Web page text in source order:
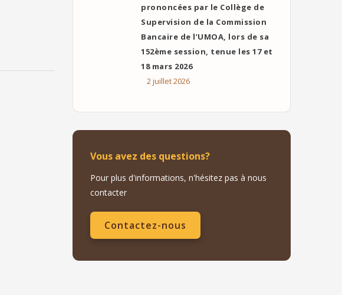
prononcées par le Collège de
Supervision de la Commission
Bancaire de l’UMOA, lors de sa
152ème session, tenue les 17 et
18 mars 2026
2 juillet 2026
Vous avez des questions?
Pour plus d'informations, n'hésitez pas à nous
contacter
Contactez-nous